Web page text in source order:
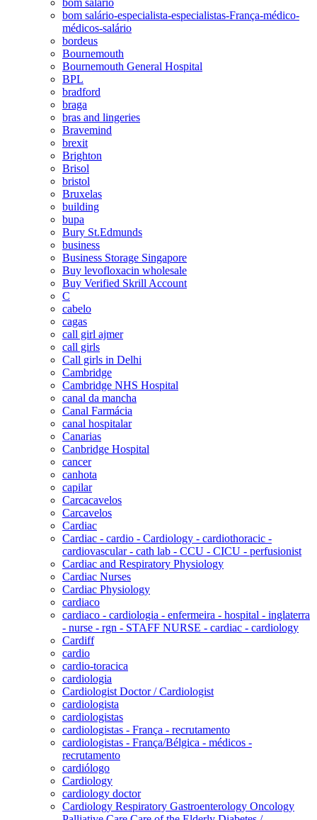
bom salário-especialista-especialistas-França-médico-
médicos-salário
bordeus
Bournemouth
Bournemouth General Hospital
BPL
bradford
braga
bras and lingeries
Bravemind
brexit
Brighton
Brisol
bristol
Bruxelas
building
bupa
Bury St.Edmunds
business
Business Storage Singapore
Buy levofloxacin wholesale
Buy Verified Skrill Account
C
cabelo
cagas
call girl ajmer
call girls
Call girls in Delhi
Cambridge
Cambridge NHS Hospital
canal da mancha
Canal Farmácia
canal hospitalar
Canarias
Canbridge Hospital
cancer
canhota
capilar
Carcacavelos
Carcavelos
Cardiac
Cardiac - cardio - Cardiology - cardiothoracic -
cardiovascular - cath lab - CCU - CICU - perfusionist
Cardiac and Respiratory Physiology
Cardiac Nurses
Cardiac Physiology
cardiaco
cardiaco - cardiologia - enfermeira - hospital - inglaterra
- nurse - rgn - STAFF NURSE - cardiac - cardiology
Cardiff
cardio
cardio-toracica
cardiologia
Cardiologist Doctor / Cardiologist
cardiologista
cardiologistas
cardiologistas - França - recrutamento
cardiologistas - França/Bélgica - médicos -
recrutamento
cardiólogo
Cardiology
cardiology doctor
Cardiology Respiratory Gastroenterology Oncology